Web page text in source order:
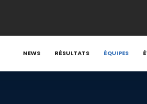
NEWS RÉSULTATS ÉQUIPES